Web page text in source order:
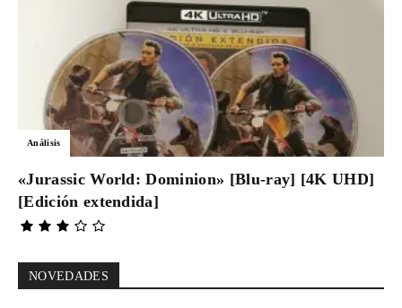
Análisis
«Jurassic World: Dominion» [Blu-ray] [4K UHD]
[Edición extendida]
NOVEDADES